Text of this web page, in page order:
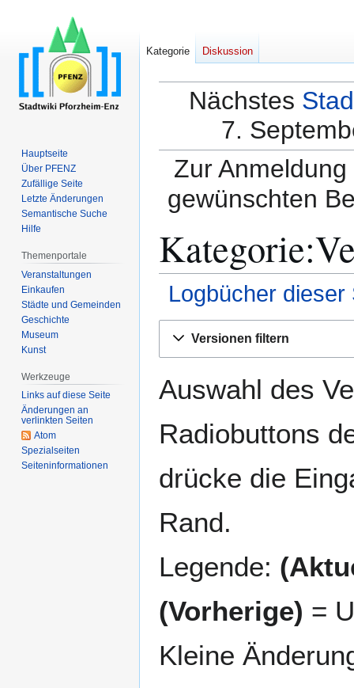
Nächstes
7.
Zur
gewünschten
Logbücher dieser
Navigation
Suche
Versionen filtern
Auswahl des
Radiobuttons
drücke die
Rand.
Legende:
(Vorherige) =
Kleine
Kategorie Diskussion
Hauptseite
Über PFENZ
Zufällige Seite
Letzte Änderungen
Semantische Suche
Hilfe
Themenportale
Veranstaltungen
Einkaufen
Städte und Gemeinden
Geschichte
Museum
Kunst
Werkzeuge
Links auf diese Seite
Änderungen an
verlinkten Seiten
Atom
Spezialseiten
Seiten­­informationen